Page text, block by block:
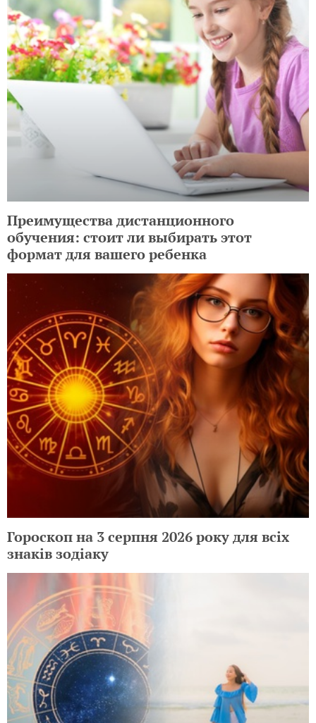
Преимущества дистанционного
обучения: стоит ли выбирать этот
формат для вашего ребенка
Гороскоп на 3 серпня 2026 року для всіх
знаків зодіаку